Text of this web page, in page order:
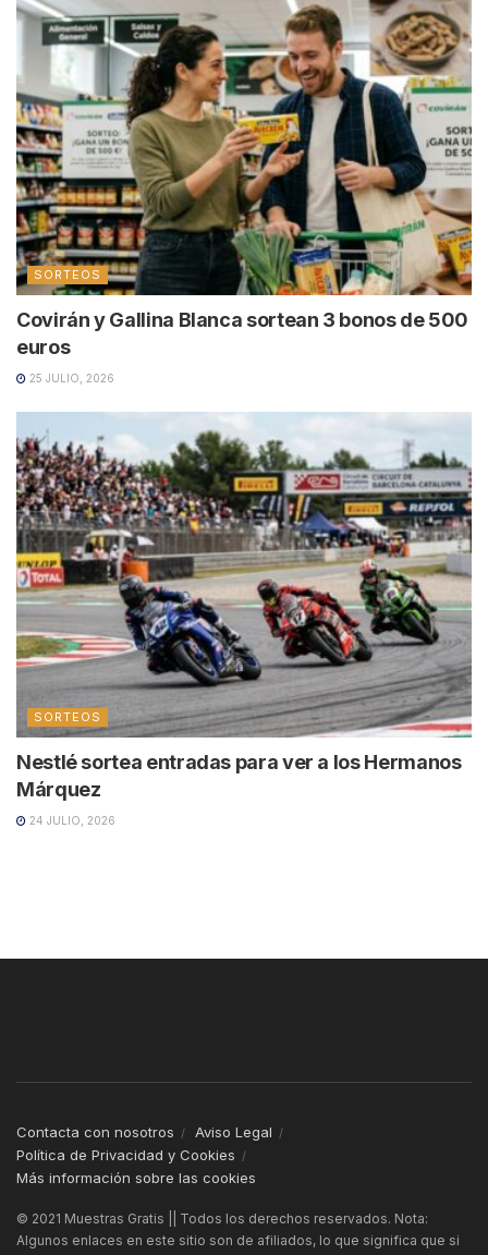
SORTEOS
Covirán y Gallina Blanca sortean 3 bonos de 500
euros
25 JULIO, 2026
SORTEOS
Nestlé sortea entradas para ver a los Hermanos
Márquez
24 JULIO, 2026
Contacta con nosotros
Aviso Legal
Política de Privacidad y Cookies
Más información sobre las cookies
© 2021 Muestras Gratis || Todos los derechos reservados. Nota:
Algunos enlaces en este sitio son de afiliados, lo que significa que si